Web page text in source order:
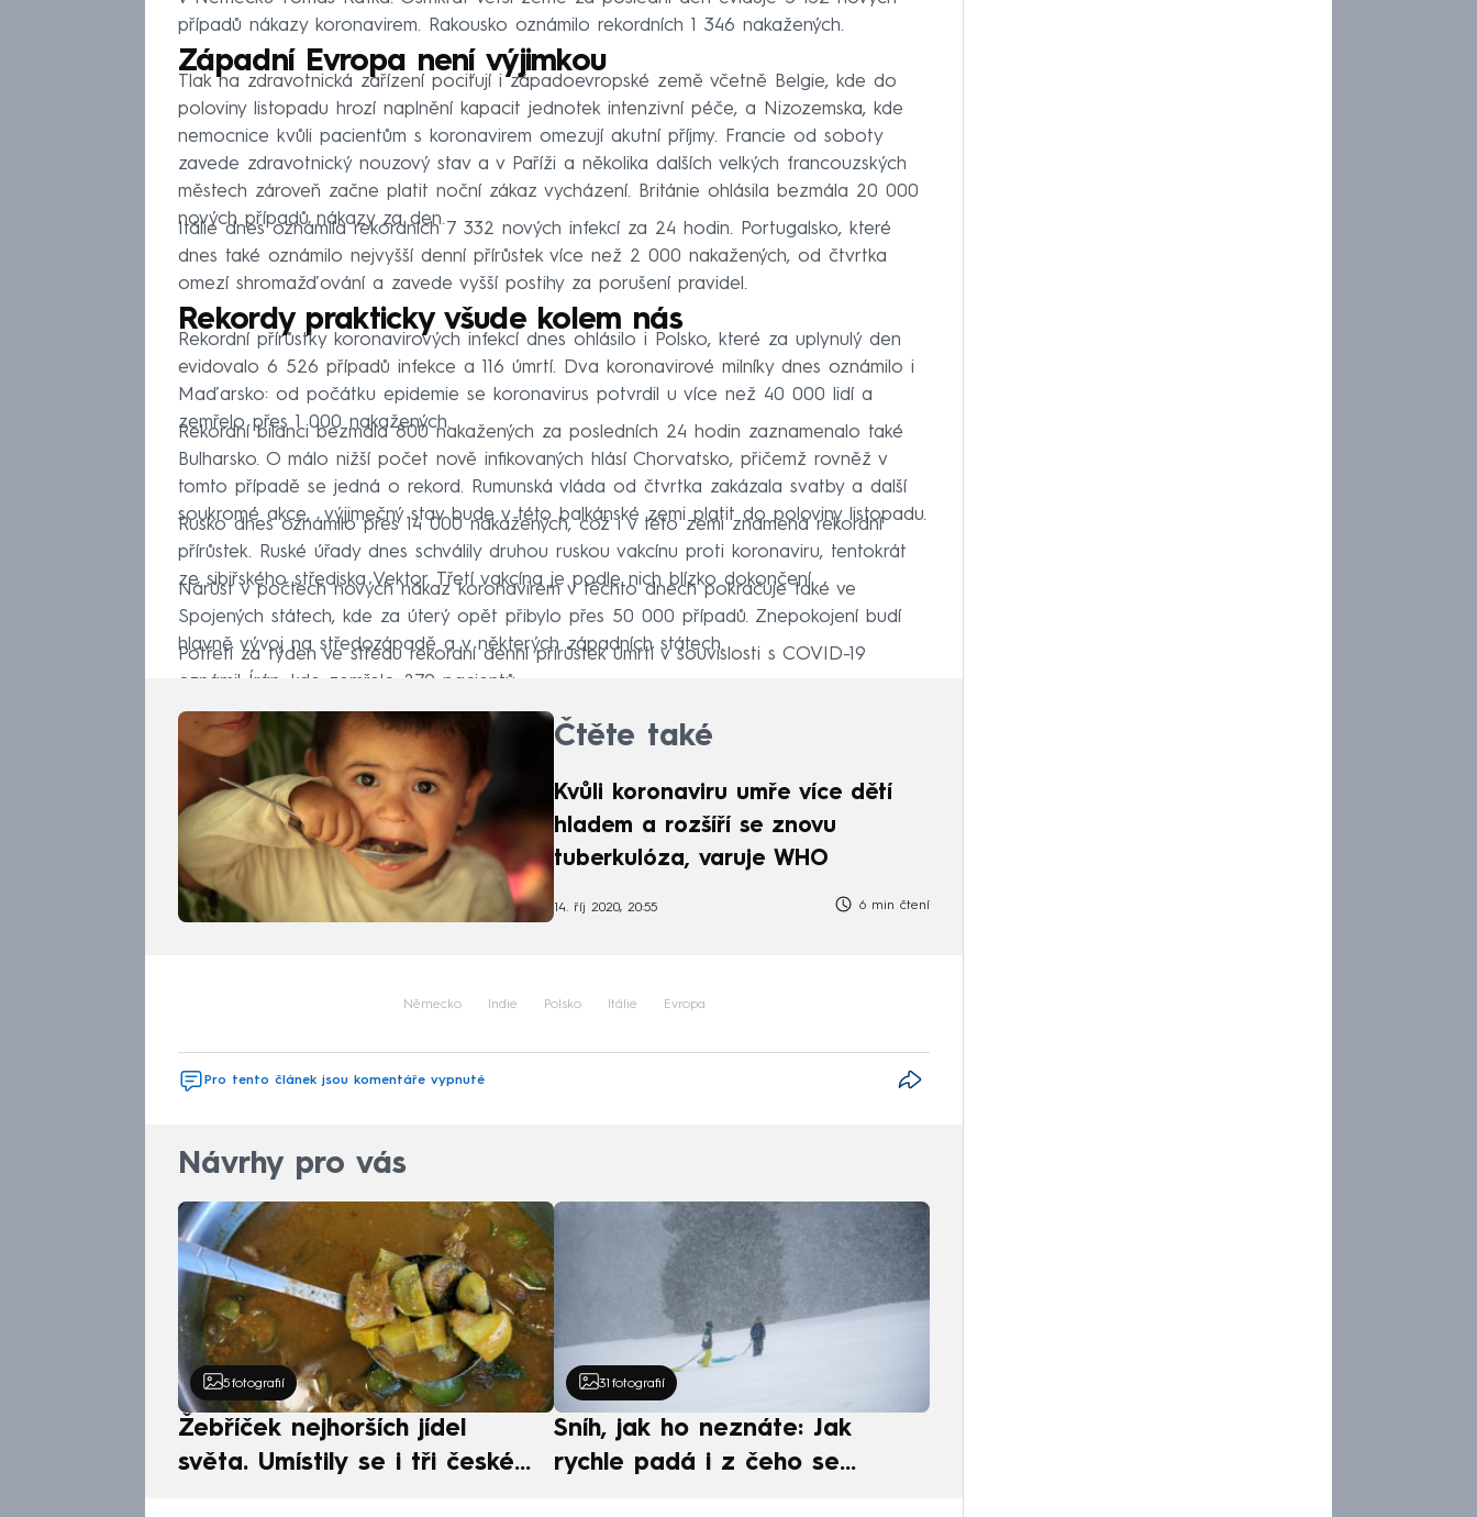
případů nákazy koronavirem. Rakousko oznámilo rekordních 1 346 nakažených.
Západní Evropa není výjimkou
Tlak na zdravotnická zařízení pociťují i západoevropské země včetně Belgie, kde do
poloviny listopadu hrozí naplnění kapacit jednotek intenzivní péče, a Nizozemska, kde
nemocnice kvůli pacientům s koronavirem omezují akutní příjmy. Francie od soboty
zavede zdravotnický nouzový stav a v Paříži a několika dalších velkých francouzských
městech zároveň začne platit noční zákaz vycházení. Británie ohlásila bezmála 20 000
nových případů nákazy za den.
Itálie dnes oznámila rekordních 7 332 nových infekcí za 24 hodin. Portugalsko, které
dnes také oznámilo nejvyšší denní přírůstek více než 2 000 nakažených, od čtvrtka
omezí shromažďování a zavede vyšší postihy za porušení pravidel.
Rekordy prakticky všude kolem nás
Rekordní přírůstky koronavirových infekcí dnes ohlásilo i Polsko, které za uplynulý den
evidovalo 6 526 případů infekce a 116 úmrtí. Dva koronavirové milníky dnes oznámilo i
Maďarsko: od počátku epidemie se koronavirus potvrdil u více než 40 000 lidí a
zemřelo přes 1 000 nakažených.
Rekordní bilanci bezmála 800 nakažených za posledních 24 hodin zaznamenalo také
Bulharsko. O málo nižší počet nově infikovaných hlásí Chorvatsko, přičemž rovněž v
tomto případě se jedná o rekord. Rumunská vláda od čtvrtka zakázala svatby a další
soukromé akce, výjimečný stav bude v této balkánské zemi platit do poloviny listopadu.
Rusko dnes oznámilo přes 14 000 nakažených, což i v této zemi znamená rekordní
přírůstek. Ruské úřady dnes schválily druhou ruskou vakcínu proti koronaviru, tentokrát
ze sibiřského střediska Vektor. Třetí vakcína je podle nich blízko dokončení.
Nárůst v počtech nových nákaz koronavirem v těchto dnech pokračuje také ve
Spojených státech, kde za úterý opět přibylo přes 50 000 případů. Znepokojení budí
hlavně vývoj na středozápadě a v některých západních státech.
Potřetí za týden ve středu rekordní denní přírůstek úmrtí v souvislosti s COVID-19
oznámil Írán, kde zemřelo 279 pacientů.
Čtěte také
Kvůli koronaviru umře více dětí
hladem a rozšíří se znovu
tuberkulóza, varuje WHO
14. říj 2020, 20:55 6 min čtení
Německo Indie Polsko Itálie Evropa
Pro tento článek jsou komentáře vypnuté
Návrhy pro vás
5 fotografií
Žebříček nejhorších jídel
světa. Umístily se i tři české
31 fotografií
Sníh, jak ho neznáte: Jak
rychle padá i z čeho se